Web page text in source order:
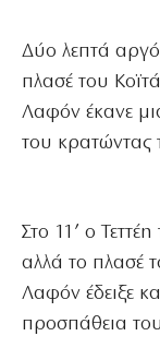
Δύο λεπτά
πλασέ του
Λαφόν έκανε
του κρατώντας
Στο 11’ ο
αλλά το πλασέ
Λαφόν έδειξε
προσπάθεια